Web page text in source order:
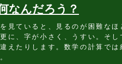
なんだろう？
見ていると、見るのが困難な
に、字が小さく、うすい。そ
えたりします。数学の計算で